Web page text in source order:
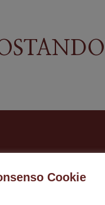
Cookie